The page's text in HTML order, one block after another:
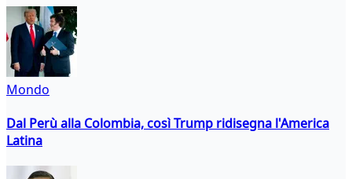
Mondo
Dal Perù alla Colombia, così Trump ridisegna l'America
Latina